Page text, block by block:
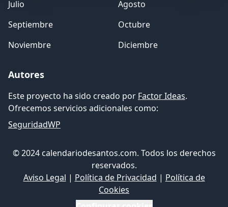
Julio
Agosto
Septiembre
Octubre
Noviembre
Diciembre
Autores
Este proyecto ha sido creado por Factor Ideas.
Ofrecemos servicios adicionales como:
SeguridadWP
© 2024 calendariodesantos.com. Todos los derechos
reservados.
Aviso Legal | Política de Privacidad | Política de
Cookies